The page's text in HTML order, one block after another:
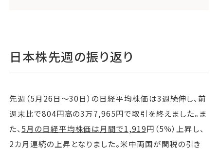
日本株先週の振り返り
先週（5月26日～30日）の日経平均株価は3週続伸し、前
週末比で804円高の3万7,965円で取引を終えました。ま
た、 5月の日経平均株価は月間で1,919円（5％）上昇し、
2カ月連続の上昇となりました。米中両国が関税の引き